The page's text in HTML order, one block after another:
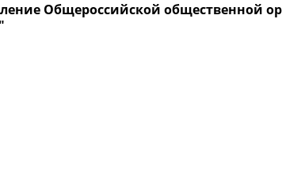
Общероссийской общественной